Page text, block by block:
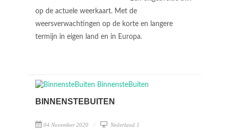
op de actuele weerkaart. Met de
weersverwachtingen op de korte en langere
termijn in eigen land en in Europa.
BINNENSTEBUITEN
04 November 2020 Nederland 1